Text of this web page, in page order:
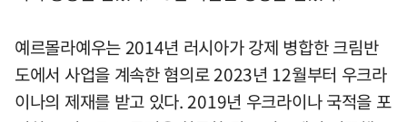
예르몰라예우는 2014년 러시아가 강제 병합한 크림반
도에서 사업을 계속한 혐의로 2023년 12월부터 우크라
이나의 제재를 받고 있다. 2019년 우크라이나 국적을 포